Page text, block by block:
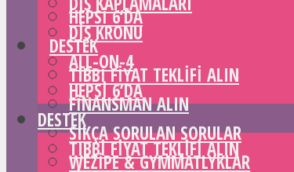
HEPSI 6’DA
DESTEK
TIBBI FIYAT TEKLIFI ALIN
FINANSMAN ALIN
SIKÇA SORULAN SORULAR
WEZIPE & GYMMATLYKLAR
DIŞ KRONU
ALL-ON-4
HEPSI 6’DA
DESTEK
TIBBI FIYAT TEKLIFI ALIN